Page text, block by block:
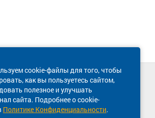
cookie-файлы для того, чтобы
как вы пользуетесь сайтом,
полезное и улучшать
сайта. Подробнее о cookie-
Политике Конфиденциальности.
Техническая поддержка сайта
8 800 600-03-38